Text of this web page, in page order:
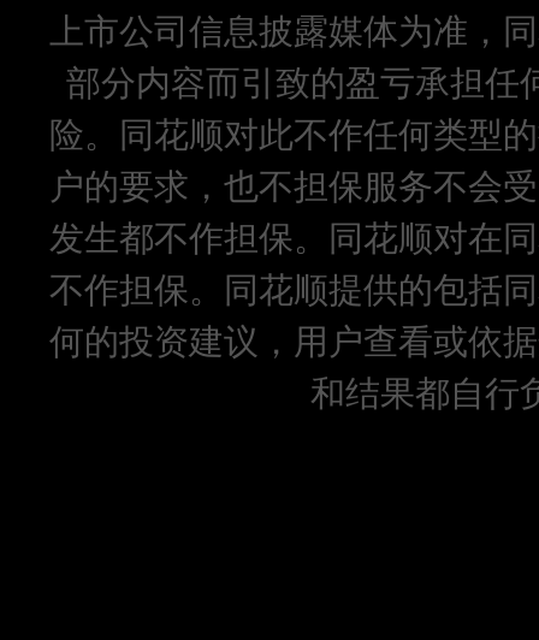
上市公司信息披露媒体为准，
部分内容而引致的盈亏承担任
险。同花顺对此不作任何类型
户的要求，也不担保服务不会
发生都不作担保。同花顺对在
不作担保。同花顺提供的包括
何的投资建议，用户查看或依
和结果都自行